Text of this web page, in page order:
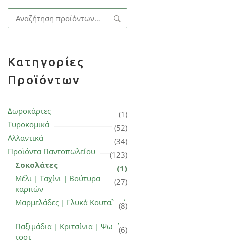
Αναζήτηση
για:
Κατηγορίες
Προϊόντων
Δωροκάρτες
(1)
Τυροκομικά
(52)
Αλλαντικά
(34)
Προϊόντα Παντοπωλείου
(123)
Σοκολάτες
(1)
Μέλι | Ταχίνι | Βούτυρα
καρπών
(27)
Μαρμελάδες | Γλυκά Κουταλιού
(8)
Παξιμάδια | Κριτσίνια | Ψωμί
τοστ
(6)